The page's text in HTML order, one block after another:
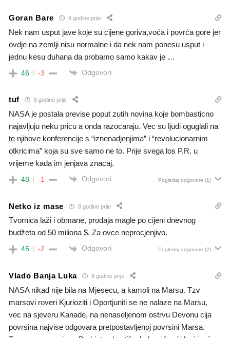
Goran Bare 8 godine prije
Nek nam usput jave koje su cijene goriva,voća i povrća gore jer
ovdje na zemlji nisu normalne i da nek nam ponesu usput i
jednu kesu duhana da probamo samo kakav je …
46 -3 Odgovori
tuf 8 godine prije
NASA je postala previse poput zutih novina koje bombasticno
najavljuju neku pricu a onda razocaraju. Vec su ljudi oguglali na
te njihove konferencije s “iznenadjenjima” i “revolucionarnim
otkricima” koja su sve samo ne to. Prije svega los P.R. u
vrijeme kada im jenjava znacaj.
48 -1 Odgovori Pogledaj odgovore (1)
Netko iz mase 8 godine prije
Tvornica laži i obmane, prodaja magle po cijeni dnevnog
budžeta od 50 miliona $. Za ovce neprocjenjivo.
45 -2 Odgovori Pogledaj odgovore (2)
Vlado Banja Luka 8 godine prije
NASA nikad nije bila na Mjesecu, a kamoli na Marsu. Tzv
marsovi roveri Kjurioziti i Oportjuniti se ne nalaze na Marsu,
vec na sjeveru Kanade, na nenaseljenom ostrvu Devonu cija
povrsina najvise odgovara pretpostavljenoj povrsini Marsa.